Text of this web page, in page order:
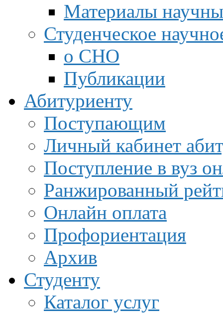
Материалы
Студенческое
о СНО
Публикации
Абитуриенту
Поступающим
Личный кабинет
Поступление в вуз
Ранжированный
Онлайн оплата
Профориентация
Архив
Студенту
Каталог услуг